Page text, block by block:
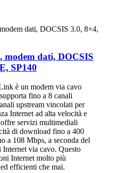
modem dati, DOCSIS
SP140
è un modem via cavo
fino a 8 canali
upstream vincolati per
Internet ad alta velocità e
servizi multimediali
di download fino a 400
a 108 Mbps, a seconda del
via cavo. Questo
Internet molto più
efficienti che mai.